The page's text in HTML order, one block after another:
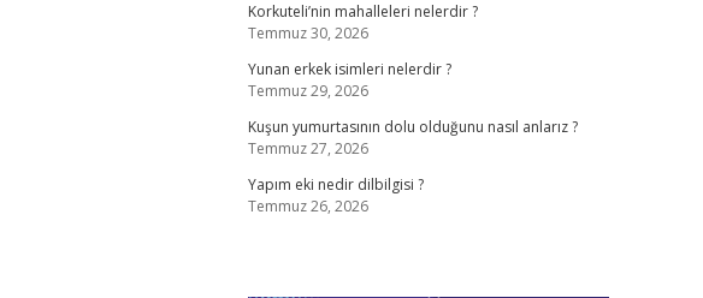
Korkuteli’nin mahalleleri nelerdir ?
Temmuz 30, 2026
Yunan erkek isimleri nelerdir ?
Temmuz 29, 2026
Kuşun yumurtasının dolu olduğunu nasıl anlarız ?
Temmuz 27, 2026
Yapım eki nedir dilbilgisi ?
Temmuz 26, 2026